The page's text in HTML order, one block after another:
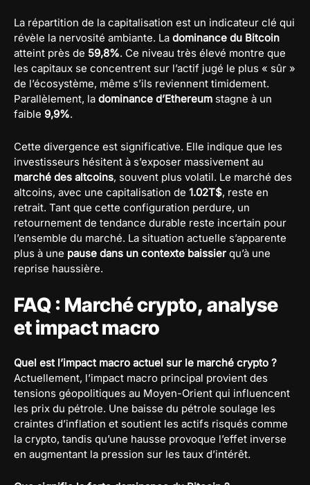
La répartition de la capitalisation est un indicateur clé qui
révèle la nervosité ambiante. La dominance du Bitcoin
atteint près de 59,8%. Ce niveau très élevé montre que
les capitaux se concentrent sur l’actif jugé le plus « sûr »
de l’écosystème, même s’ils reviennent timidement.
Parallèlement, la dominance d’Ethereum stagne à un
faible 9,9%.
Cette divergence est significative. Elle indique que les
investisseurs hésitent à s’exposer massivement au
marché des altcoins, souvent plus volatil. Le marché des
altcoins, avec une capitalisation de 1.02T$, reste en
retrait. Tant que cette configuration perdure, un
retournement de tendance durable reste incertain pour
l’ensemble du marché. La situation actuelle s’apparente
plus à une pause dans un contexte baissier qu’à une
reprise haussière.
FAQ : Marché crypto, analyse
et impact macro
Quel est l’impact macro actuel sur le marché crypto ?
Actuellement, l’impact macro principal provient des
tensions géopolitiques au Moyen-Orient qui influencent
les prix du pétrole. Une baisse du pétrole soulage les
craintes d’inflation et soutient les actifs risqués comme
la crypto, tandis qu’une hausse provoque l’effet inverse
en augmentant la pression sur les taux d’intérêt.